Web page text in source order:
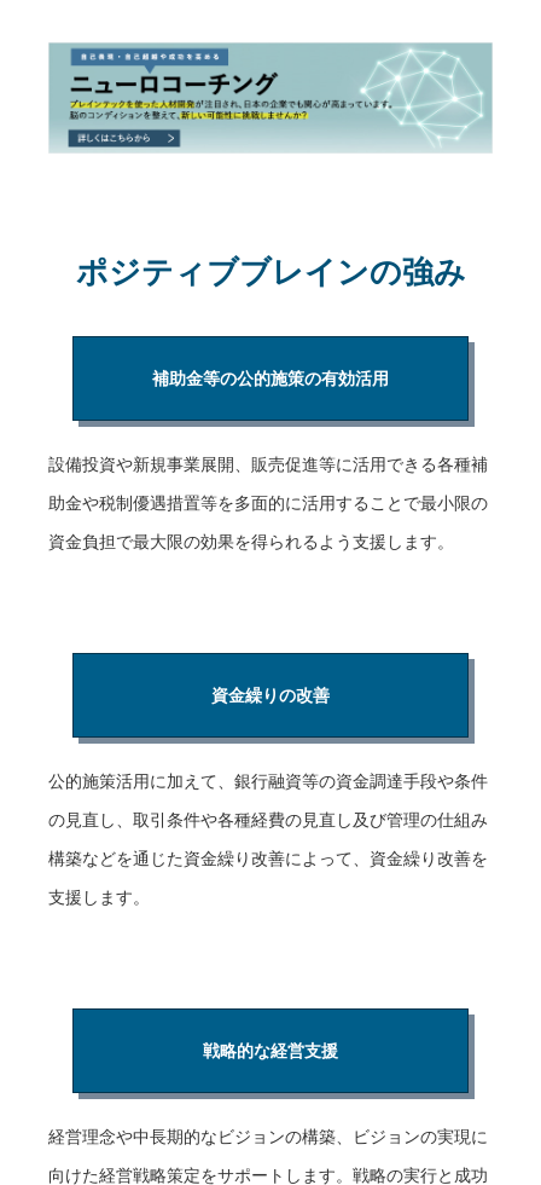
ポジティブブレインの強み
補助金等の公的施策の有効活用
設備投資や新規事業展開、販売促進等に活用できる各種補
助金や税制優遇措置等を多面的に活用することで最小限の
資金負担で最大限の効果を得られるよう支援します。
資金繰りの改善
公的施策活用に加えて、銀行融資等の資金調達手段や条件
の見直し、取引条件や各種経費の見直し及び管理の仕組み
構築などを通じた資金繰り改善によって、資金繰り改善を
支援します。
戦略的な経営支援
経営理念や中長期的なビジョンの構築、ビジョンの実現に
向けた経営戦略策定をサポートします。戦略の実行と成功